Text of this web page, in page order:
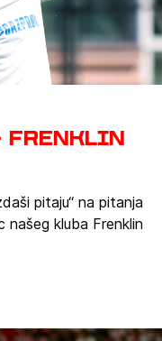
Frenklin
pitaju“ na pitanja
kluba Frenklin